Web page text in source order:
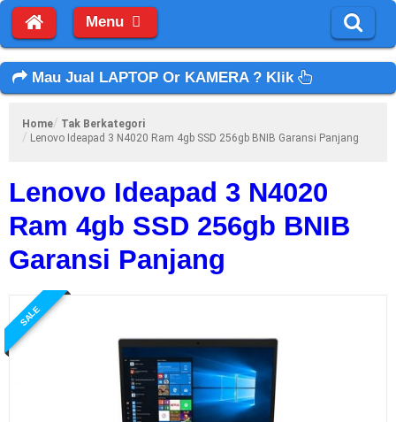
Menu
Mau Jual LAPTOP Or KAMERA ? Klik
Home
Tak Berkategori
Lenovo Ideapad 3 N4020 Ram 4gb SSD 256gb BNIB Garansi Panjang
Lenovo Ideapad 3 N4020
Ram 4gb SSD 256gb BNIB
Garansi Panjang
SALE